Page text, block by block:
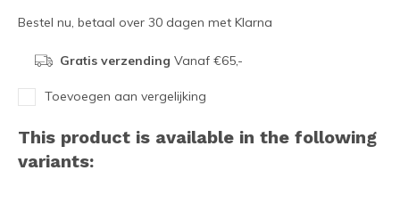
Bestel nu, betaal over 30 dagen met Klarna
Gratis verzending Vanaf €65,-
Toevoegen aan vergelijking
This product is available in the following
variants: